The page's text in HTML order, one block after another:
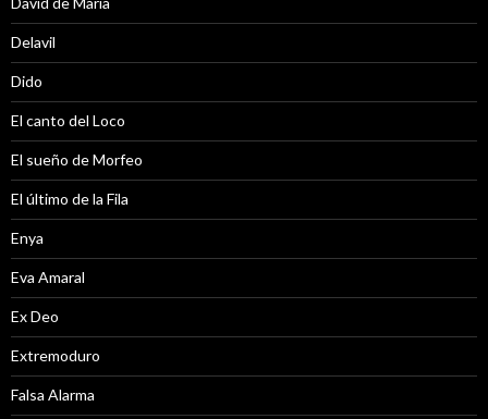
Delavil
Dido
El canto del Loco
El sueño de Morfeo
El último de la Fila
Enya
Eva Amaral
Ex Deo
Extremoduro
Falsa Alarma